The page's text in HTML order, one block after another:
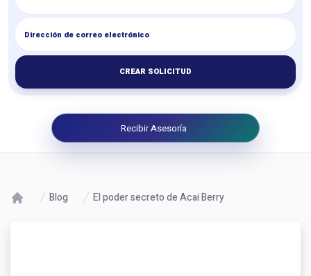
CREAR SOLICITUD
Recibir Asesoría
Blog El poder secreto de Acai Berry